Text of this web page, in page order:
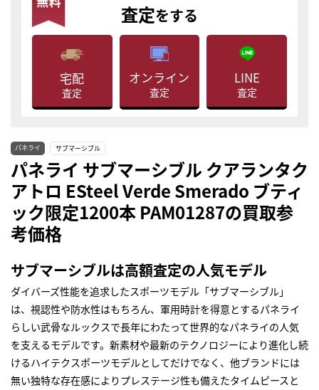
査定をする
宅配
査定
オンライン
査定
LINE
査定
パネライ サブマーシブル
パネライ サブマーシブル クアランタク
アトロ ESteel Verde Smerado ブティ
ック限定1200本 PAM01287の買取参
考価格
サブマーシブルは高額査定の人気モデル
ダイバーズ性能を追求したスポーツモデル「サブマーシブル」
は、視認性や防水性はもちろん、軍用時計を得意とするパネライ
らしい武骨なルックスで長年にわたって世界的なパネライの人気
を支えるモデルです。新素材や最新のテクノロジーにより進化し続
けるハイテクスポーツモデルとしてだけでなく、他ブランドには
無い独特な存在感によりプレステージ性も備えたタイムピースと